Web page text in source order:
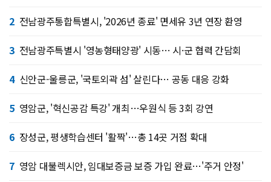
2 전남광주통합특별시, '2026년 종료' 면세유 3년 연장 환영
3 전남광주특별시 '영농형태양광' 시동… 시·군 협력 간담회
4 신안군-울릉군, '국토외곽 섬' 살린다… 공동 대응 강화
5 영암군, '혁신공감 특강' 개최…우원식 등 3회 강연
6 장성군, 평생학습센터 '활짝'…총 14곳 거점 확대
7 영암 대불렉시안, 임대보증금 보증 가입 완료…'주거 안정'